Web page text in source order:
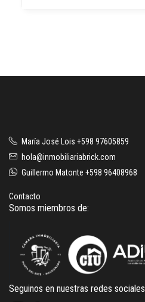
María José Lois +598 97605859
hola@inmobiliariabrick.com
Guillermo Matonte +598 96408968
Contacto
Somos miembros de:
Seguinos en nuestras redes sociales